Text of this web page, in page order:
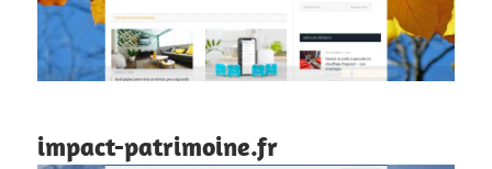
impact-patrimoine.fr